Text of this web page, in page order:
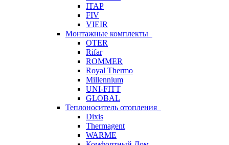
ITAP
FIV
VIEIR
Монтажные комплекты
OTER
Rifar
ROMMER
Royal Thermo
Millennium
UNI-FITT
GLOBAL
Теплоноситель отопления
Dixis
Thermagent
WARME